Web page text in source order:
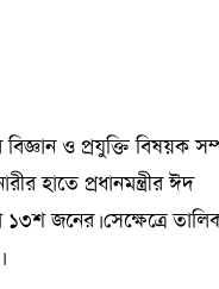
ও প্রযুক্তি বিষয়ক
হাতে প্রধানমন্ত্রীর ঈদ
জনের। সেক্ষেত্রে